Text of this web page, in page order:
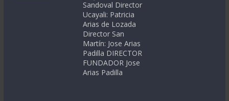
Sandoval Director
Ucayali: Patricia
Arias de Lozada
Director San
Martín: Jose Arias
Padilla DIRECTOR
FUNDADOR Jose
Arias Padilla